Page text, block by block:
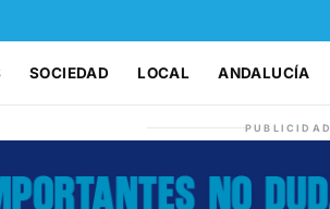
SOCIEDAD LOCAL ANDALUCÍA
PUBLICIDAD